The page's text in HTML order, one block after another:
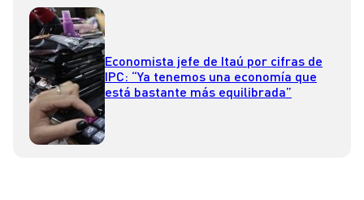
Economista jefe de Itaú por cifras de
IPC: “Ya tenemos una economía que
está bastante más equilibrada”